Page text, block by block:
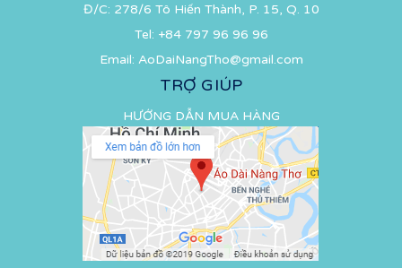
Đ/C: 278/6 Tô Hiến Thành, P. 15, Q. 10
Tel: +84 797 96 96 96
Email: AoDaiNangTho@gmail.com
TRỢ GIÚP
HƯỚNG DẪN MUA HÀNG